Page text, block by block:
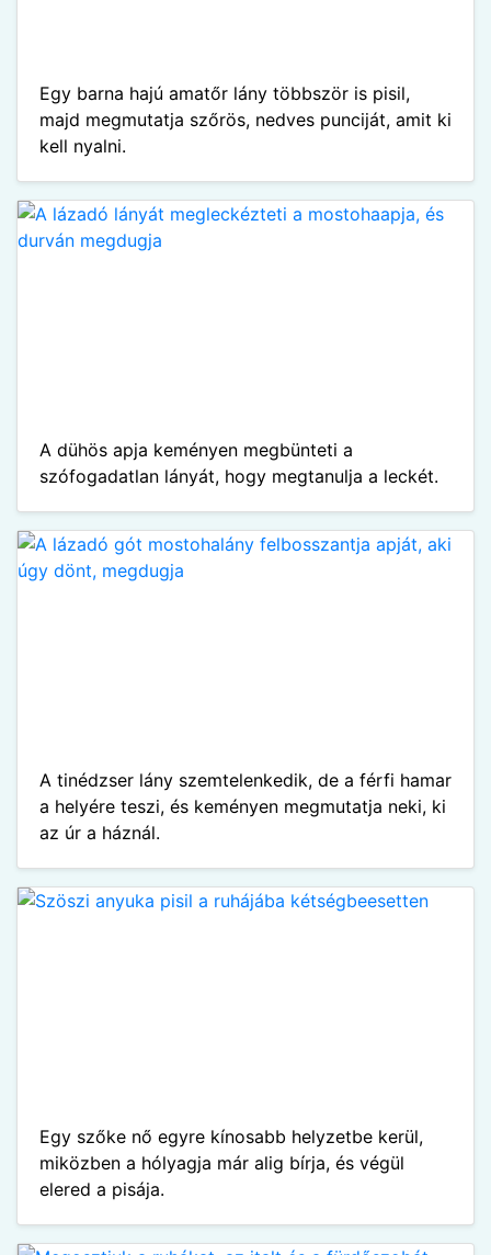
Egy barna hajú amatőr lány többször is pisil,
majd megmutatja szőrös, nedves punciját, amit ki
kell nyalni.
A dühös apja keményen megbünteti a
szófogadatlan lányát, hogy megtanulja a leckét.
A tinédzser lány szemtelenkedik, de a férfi hamar
a helyére teszi, és keményen megmutatja neki, ki
az úr a háznál.
Egy szőke nő egyre kínosabb helyzetbe kerül,
miközben a hólyagja már alig bírja, és végül
elered a pisája.